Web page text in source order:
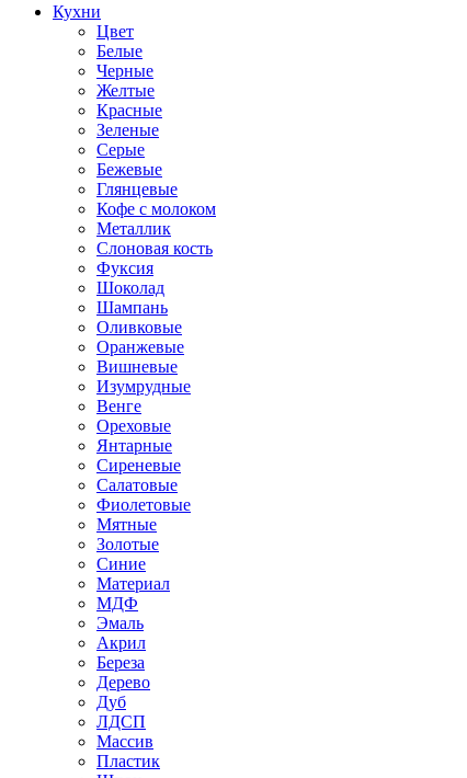
Кухни
Цвет
Белые
Черные
Желтые
Красные
Зеленые
Серые
Бежевые
Глянцевые
Кофе с молоком
Металлик
Слоновая кость
Фуксия
Шоколад
Шампань
Оливковые
Оранжевые
Вишневые
Изумрудные
Венге
Ореховые
Янтарные
Сиреневые
Салатовые
Фиолетовые
Мятные
Золотые
Синие
Материал
МДФ
Эмаль
Акрил
Береза
Дерево
Дуб
ЛДСП
Массив
Пластик